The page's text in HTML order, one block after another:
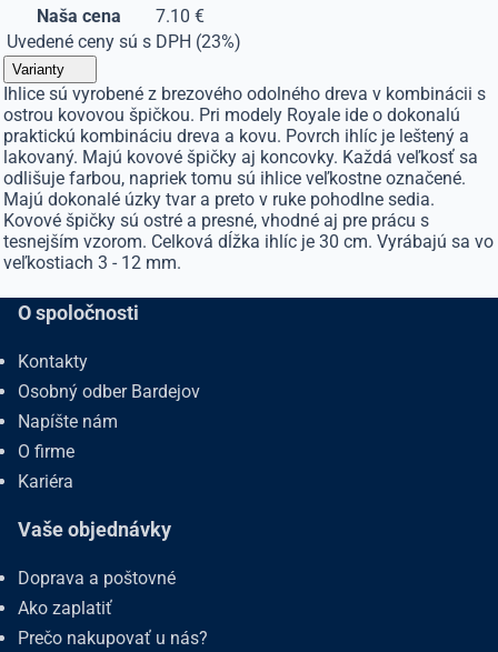
Naša cena
7.10 €
Uvedené ceny sú s DPH (23%)
Varianty
Ihlice sú vyrobené z brezového odolného dreva v kombinácii s
ostrou kovovou špičkou. Pri modely Royale ide o dokonalú
praktickú kombináciu dreva a kovu. Povrch ihlíc je leštený a
lakovaný. Majú kovové špičky aj koncovky. Každá veľkosť sa
odlišuje farbou, napriek tomu sú ihlice veľkostne označené.
Majú dokonalé úzky tvar a preto v ruke pohodlne sedia.
Kovové špičky sú ostré a presné, vhodné aj pre prácu s
tesnejším vzorom. Celková dĺžka ihlíc je 30 cm. Vyrábajú sa vo
veľkostiach 3 - 12 mm.
O spoločnosti
Kontakty
Osobný odber Bardejov
Napíšte nám
O firme
Kariéra
Vaše objednávky
Doprava a poštovné
Ako zaplatiť
Prečo nakupovať u nás?